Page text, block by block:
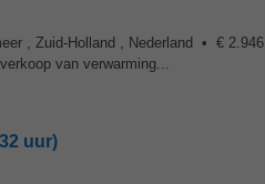
, Zuid-Holland , Nederland • €
van verwarming...
uur)